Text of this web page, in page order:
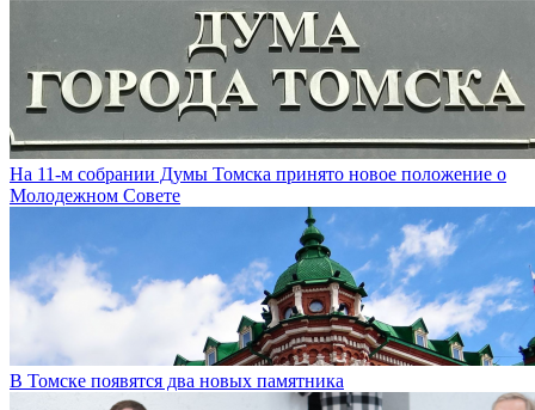
На 11-м собрании Думы Томска принято новое положение о
Молодежном Совете
В Томске появятся два новых памятника